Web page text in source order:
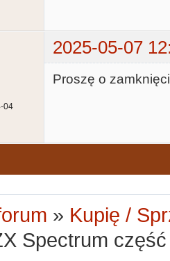
2025-05-07
04
Proszę o
» Kupię /
Spectrum